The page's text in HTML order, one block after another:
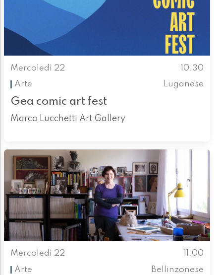
Mercoledì 22
10.30
Arte
Luganese
Gea comic art fest
Marco Lucchetti Art Gallery
Mercoledì 22
11.00
Arte
Bellinzonese